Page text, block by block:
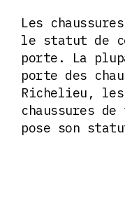
Les
le statut de
porte. La
porte des
Richelieu,
chaussures
pose son